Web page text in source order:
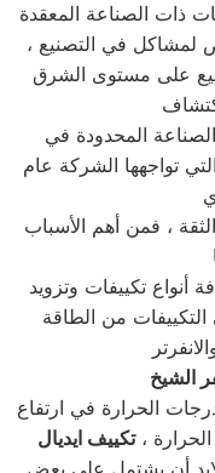
ذات الصناعة المعقدة
لمشاكل في التصنيع ،
على مستوى الشرق
المحدودة في
تواجهها الشركة عام
، فمن أهم الأسباب
أنواع تكييفات وتزويد
من الطاقة
الشيخ
الحرارة في ارتفاع
،تكييف ايديال
أن يشتمل على بعض